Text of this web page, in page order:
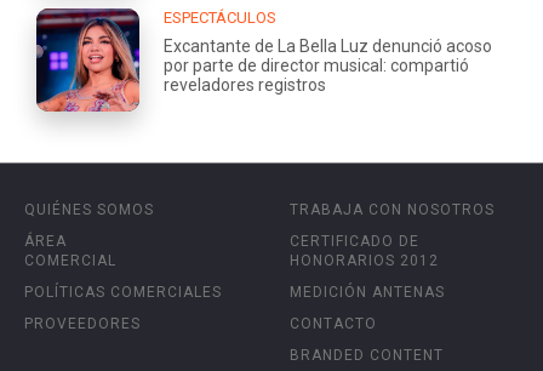
ESPECTÁCULOS
Excantante de La Bella Luz denunció acoso
por parte de director musical: compartió
reveladores registros
QUIÉNES SOMOS
ÁREA
COMERCIAL
POLÍTICAS COMERCIALES
PROVEEDORES
TRABAJA CON NOSOTROS
CERTIFICADO DE
HONORARIOS 2012
MEDICIÓN ANTENAS
CONTACTO
BRANDED CONTENT